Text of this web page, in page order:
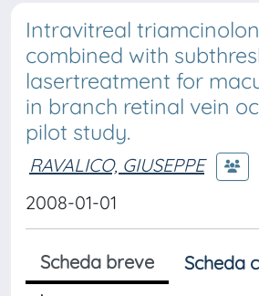
Intravitreal
combined with
lasertreatment for
in branch retinal vein
pilot study.
RAVALICO, GIUSEPPE
2008-01-01
Scheda breve Scheda